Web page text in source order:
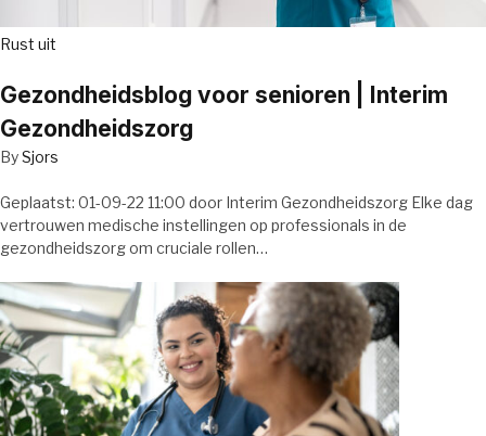
Rust uit
Gezondheidsblog voor senioren | Interim
Gezondheidszorg
BySjors
Geplaatst: 01-09-22 11:00 door Interim Gezondheidszorg Elke dag
vertrouwen medische instellingen op professionals in de
gezondheidszorg om cruciale rollen…